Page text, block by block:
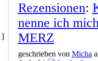
]
Rezensionen:
nenne ich
MERZ
geschrieben von Micha